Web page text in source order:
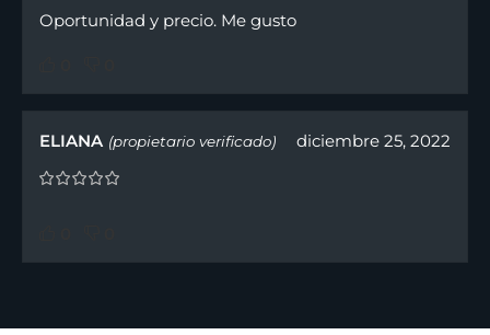
Oportunidad y precio. Me gusto
ELIANA (propietario verificado) diciembre 25, 2022